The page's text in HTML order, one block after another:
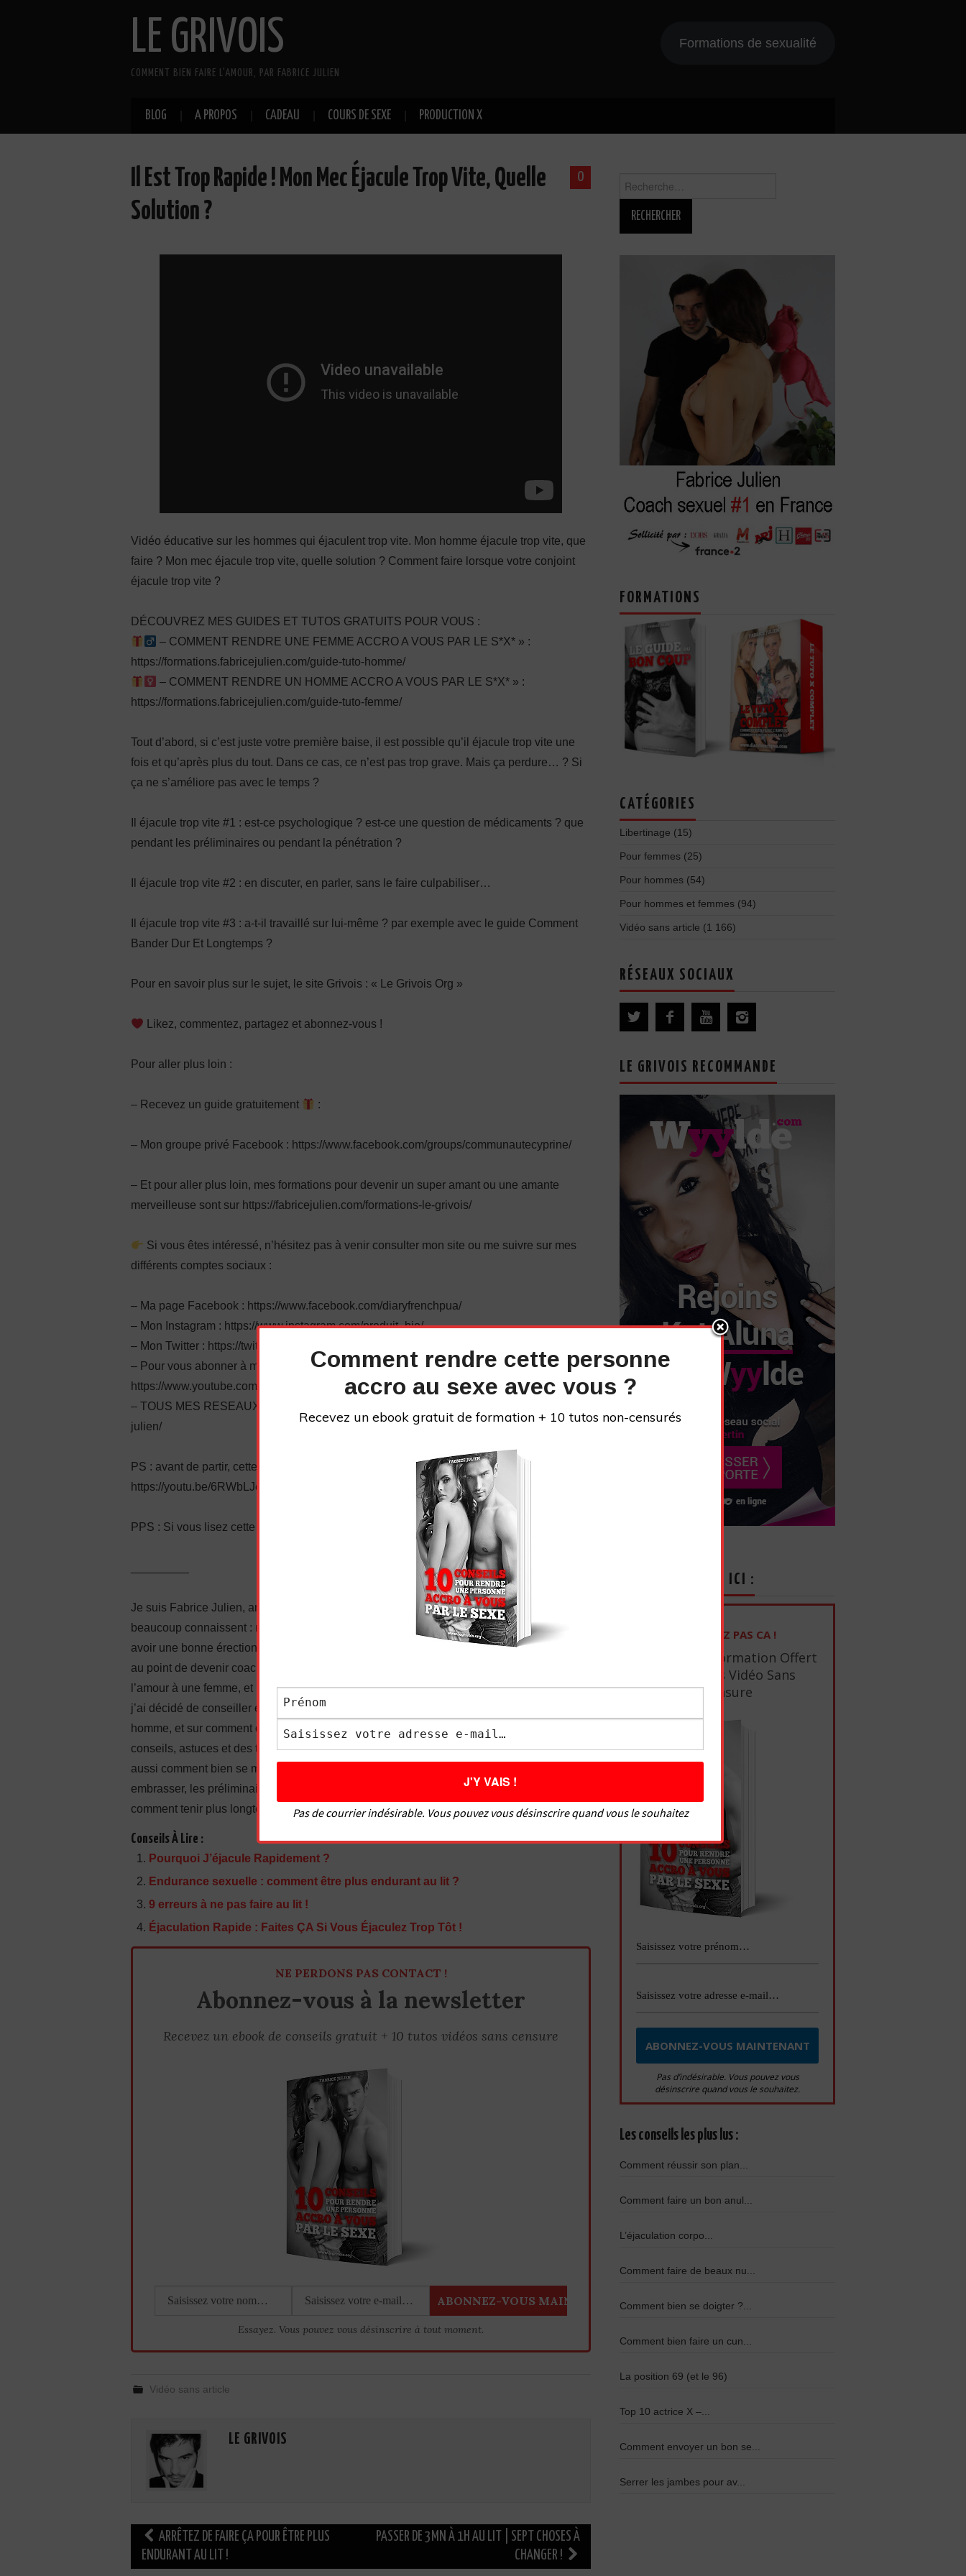
LE GRIVOIS
COMMENT BIEN FAIRE L'AMOUR, PAR FABRICE JULIEN
Formations de sexualité
BLOG A PROPOS CADEAU COURS DE SEXE PRODUCTION X
0
Il Est Trop Rapide ! Mon Mec Éjacule Trop Vite, Quelle
Solution ?
Vidéo éducative sur les hommes qui éjaculent trop vite. Mon homme éjacule trop vite, que
faire ? Mon mec éjacule trop vite, quelle solution ? Comment faire lorsque votre conjoint
éjacule trop vite ?
DÉCOUVREZ MES GUIDES ET TUTOS GRATUITS POUR VOUS :
– COMMENT RENDRE UNE FEMME ACCRO A VOUS PAR LE S*X* » :
https://formations.fabricejulien.com/guide-tuto-homme/
– COMMENT RENDRE UN HOMME ACCRO A VOUS PAR LE S*X* » :
https://formations.fabricejulien.com/guide-tuto-femme/
Tout d’abord, si c’est juste votre première baise, il est possible qu’il éjacule trop vite une
fois et qu’après plus du tout. Dans ce cas, ce n’est pas trop grave. Mais ça perdure… ? Si
ça ne s’améliore pas avec le temps ?
Il éjacule trop vite #1 : est-ce psychologique ? est-ce une question de médicaments ? que
pendant les préliminaires ou pendant la pénétration ?
Il éjacule trop vite #2 : en discuter, en parler, sans le faire culpabiliser…
Il éjacule trop vite #3 : a-t-il travaillé sur lui-même ? par exemple avec le guide Comment
Bander Dur Et Longtemps ?
Pour en savoir plus sur le sujet, le site Grivois : « Le Grivois Org »
Likez, commentez, partagez et abonnez-vous !
Pour aller plus loin :
– Recevez un guide gratuitement :
– Mon groupe privé Facebook : https://www.facebook.com/groups/communautecyprine/
– Et pour aller plus loin, mes formations pour devenir un super amant ou une amante
merveilleuse sont sur https://fabricejulien.com/formations-le-grivois/
Si vous êtes intéressé, n’hésitez pas à venir consulter mon site ou me suivre sur mes
différents comptes sociaux :
– Ma page Facebook : https://www.facebook.com/diaryfrenchpua/
– Mon Instagram : https://www.instagram.com/produit_bio/
– Mon Twitter : https://twitter.com/pluiedecyprine
– Pour vous abonner à ma chaîne Youtube :
https://www.youtube.com/channel/UCl7KFEkeyD2tEEiF6a3hE_g
– TOUS MES RESEAUX SOCIAUX : https://fabricejulien.com/reseaux-sociaux-de-fabrice-
julien/
PS : avant de partir, cette autre vidéo pourrait bien vous intéresser
:
https://youtu.be/6RWbLJedBbk
PPS : Si vous lisez cette ligne, écrivez « #teamcyprine » dans les commentaires !
Je suis Fabrice Julien, ancien timide au parcours difficile. J’ai connu les problèmes que
beaucoup connaissent : manque de confiance en soi, éjaculation précoce, difficultés à
avoir une bonne érection, complexes…Je me suis formé pour devenir un bon coup au lit,
au point de devenir coach en sexualité, et d’aider de nombreux hommes à bien faire
l’amour à une femme, et même à faire jouir une fille. Soucieux de satisfaire tout le monde,
j’ai décidé de conseiller également les femmes sur comment bien faire l’amour à un
homme, et sur comment donner du plaisir à un homme. Le Grivois vous donne des
conseils, astuces et des techniques sexuelles pour savoir comment faire l’amour mais
aussi comment bien se masturber. J’aborde des sujets variés comme : comment bien
embrasser, les préliminaires, comment doigter une fille, comment faire un cunnilingus,
comment tenir plus longtemps, comment faire une fellation, les meilleures positions, etc.
Conseils À Lire :
Pourquoi J’éjacule Rapidement ?
Endurance sexuelle : comment être plus endurant au lit ?
9 erreurs à ne pas faire au lit !
Éjaculation Rapide : Faites ÇA Si Vous Éjaculez Trop Tôt !
NE PERDONS PAS CONTACT !
Abonnez-vous à la newsletter
Recevez un ebook de conseils gratuit + 10 tutos vidéos sans censure
Essayez. Vous pouvez vous désinscrire à tout moment.
Vidéo sans article
LE GRIVOIS
Navigation
des
ARRÊTEZ DE FAIRE ÇA POUR ÊTRE PLUS
ENDURANT AU LIT !
PASSER DE 3MN À 1H AU LIT | SEPT CHOSES À
CHANGER !
FORMATIONS
CATÉGORIES
Libertinage (15)
Pour femmes (25)
Pour hommes (54)
Pour hommes et femmes (94)
Vidéo sans article (1 166)
RÉSEAUX SOCIAUX
LE GRIVOIS RECOMMANDE
INSCRIVEZ-VOUS ICI :
NE RATEZ PAS CA !
1 Ebook De Formation Offert
+ 10 Tutos Vidéo Sans
Censure
Pas d’indésirable. Vous pouvez vous
désinscrire quand vous le souhaitez.
Les conseils les plus lus :
Comment réussir son plan...
Comment faire un bon anul...
L’éjaculation corpo...
Comment faire de beaux nu...
Comment bien se doigter ?...
Comment bien faire un cun...
La position 69 (et le 96)
Top 10 actrice X –...
Comment envoyer un bon se...
Serrer les jambes pour av...
Comment rendre cette personne
accro au sexe avec vous ?
Recevez un ebook gratuit de formation + 10 tutos non-censurés
Pas de courrier indésirable. Vous pouvez vous désinscrire quand vous le souhaitez